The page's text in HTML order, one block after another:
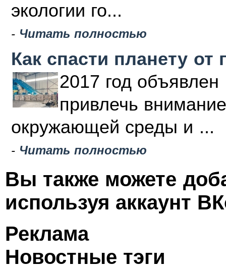
экологии го...
- Читать полностью
Как спасти планету от
2017 год объявлен
привлечь
окружающей среды и ...
- Читать полностью
Вы также можете
используя аккаунт
Реклама
Новостные тэги